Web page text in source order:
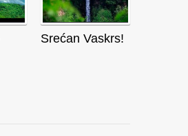
Srećan Vaskrs!